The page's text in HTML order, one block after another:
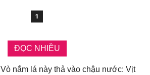
1
ĐỌC NHIỀU
Vò nắm lá này thả vào chậu nước: Vịt